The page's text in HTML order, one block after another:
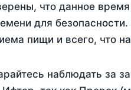
что данное
для
пищи и всего, что
наблюдать за